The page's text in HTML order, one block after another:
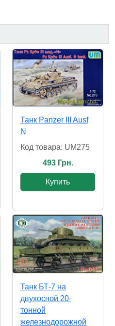
Танк Panzer III Ausf
N
Код товара: UM275
493 Грн.
Купить
Танк БТ-7 на
двухосной 20-
тонной
железнодорожной